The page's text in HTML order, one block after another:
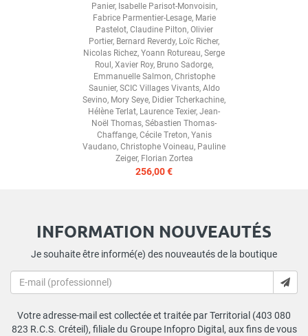
Panier, Isabelle Parisot-Monvoisin,
Fabrice Parmentier-Lesage, Marie
Pastelot, Claudine Pilton, Olivier
Portier, Bernard Reverdy, Loïc Richer,
Nicolas Richez, Yoann Rotureau, Serge
Roul, Xavier Roy, Bruno Sadorge,
Emmanuelle Salmon, Christophe
Saunier, SCIC Villages Vivants, Aldo
Sevino, Mory Seye, Didier Tcherkachine,
Hélène Terlat, Laurence Texier, Jean-
Noël Thomas, Sébastien Thomas-
Chaffange, Cécile Treton, Yanis
Vaudano, Christophe Voineau, Pauline
Zeiger, Florian Zortea
256,00 €
INFORMATION NOUVEAUTÉS
Je souhaite être informé(e) des nouveautés de la boutique
Votre adresse-mail est collectée et traitée par Territorial (403 080
823 R.C.S. Créteil), filiale du Groupe Infopro Digital, aux fins de vous